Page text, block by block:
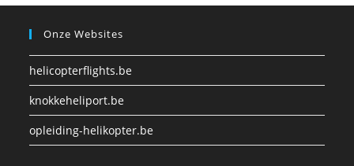
Onze Websites
helicopterflights.be
knokkeheliport.be
opleiding-helikopter.be